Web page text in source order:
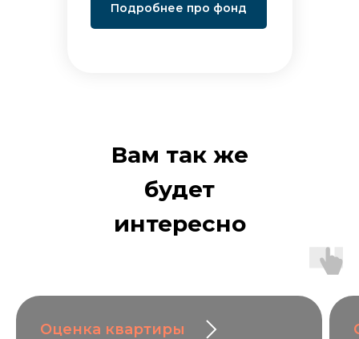
Подробнее про фонд
Вам так же
будет
интересно
Оценка квартиры